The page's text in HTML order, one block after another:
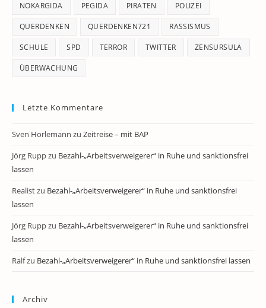
NOKARGIDA PEGIDA PIRATEN POLIZEI
QUERDENKEN QUERDENKEN721 RASSISMUS
SCHULE SPD TERROR TWITTER ZENSURSULA
ÜBERWACHUNG
Letzte Kommentare
Sven Horlemann zu Zeitreise – mit BAP
Jörg Ruppzu Bezahl-„Arbeitsverweigerer“ in Ruhe und sanktionsfrei
lassen
Realistzu Bezahl-„Arbeitsverweigerer“ in Ruhe und sanktionsfrei
lassen
Jörg Ruppzu Bezahl-„Arbeitsverweigerer“ in Ruhe und sanktionsfrei
lassen
Ralfzu Bezahl-„Arbeitsverweigerer“ in Ruhe und sanktionsfrei lassen
Archiv